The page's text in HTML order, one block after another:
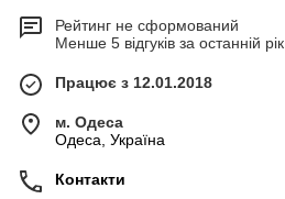
Рейтинг не сформований
Менше 5 відгуків за останній рік
Працює з 12.01.2018
м. Одеса
Одеса, Україна
Контакти